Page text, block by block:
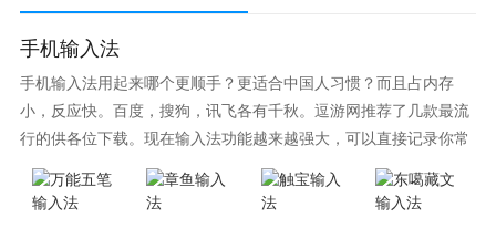
豆瓣app测评
豆瓣App是手机上的豆瓣，这里汇聚了1亿乐享生活的生
活家，他们在豆瓣分享自己的生活经验、人生体验、购
物见解，并以豆列的方式集合，内容涵盖书影音、美
食、旅行、时尚、居家、同城活动、个人提升等生活的
方方面面，帮你发现更好的生活。
手机输入法
手机输入法用起来哪个更顺手？更适合中国人习惯？而且占内存
小，反应快。百度，搜狗，讯飞各有千秋。逗游网推荐了几款最流
行的供各位下载。现在输入法功能越来越强大，可以直接记录你常
使用的词语，并且还有各种新鲜好玩的表情，一款好的输入法直接
影响到你的打字速度哦。